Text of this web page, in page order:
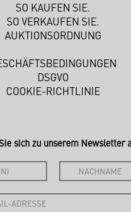
SO KAUFEN SIE.
SO VERKAUFEN SIE.
AUKTIONSORDNUNG
DSGVO
COOKIE-RICHTLINIE
sich zu unserem Newsletter